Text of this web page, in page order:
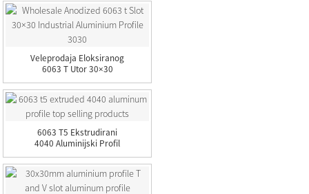
Veleprodaja Eloksiranog
6063 T Utor 30×30
Indus...
6063 T5 Ekstrudirani
4040 Aluminijski Profil
Najprodavaniji...